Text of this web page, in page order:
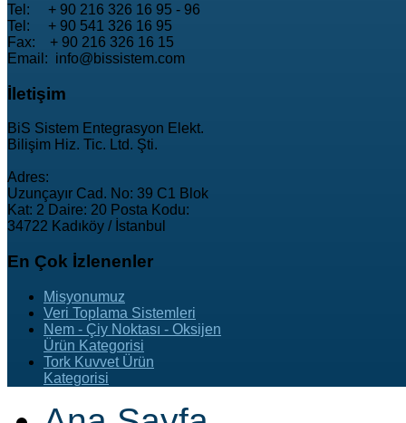
Tel: + 90 216 326 16 95 - 96
Tel: + 90 541 326 16 95
Fax: + 90 216 326 16 15
Email: info@bissistem.com
İletişim
BiS Sistem Entegrasyon Elekt.
Bilişim Hiz. Tic. Ltd. Şti.
Adres:
Uzunçayır Cad. No: 39 C1 Blok
Kat: 2 Daire: 20 Posta Kodu:
34722 Kadıköy / İstanbul
En Çok İzlenenler
Misyonumuz
Veri Toplama Sistemleri
Nem - Çiy Noktası - Oksijen
Ürün Kategorisi
Tork Kuvvet Ürün
Kategorisi